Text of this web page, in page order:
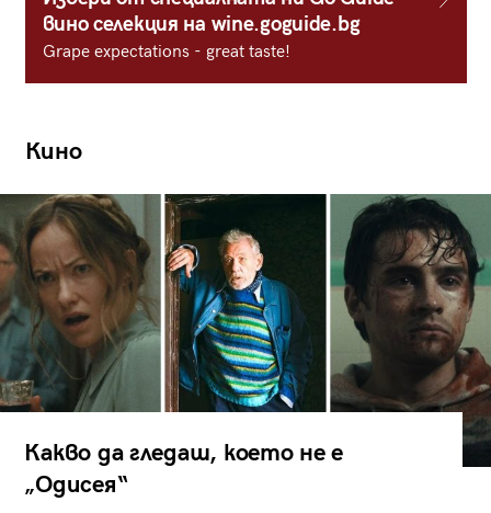
вино селекция на wine.goguide.bg
Grape expectations - great taste!
Кино
Какво да гледаш, което не е
„Одисея“